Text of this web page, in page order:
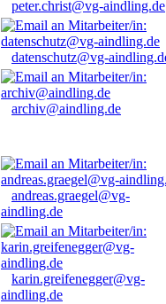
peter.christ@vg-aindling.de
datenschutz@vg-
archiv@aindling.de
andreas.graegel@vg-
aindling.de
karin.greifenegger@vg-
aindling.de